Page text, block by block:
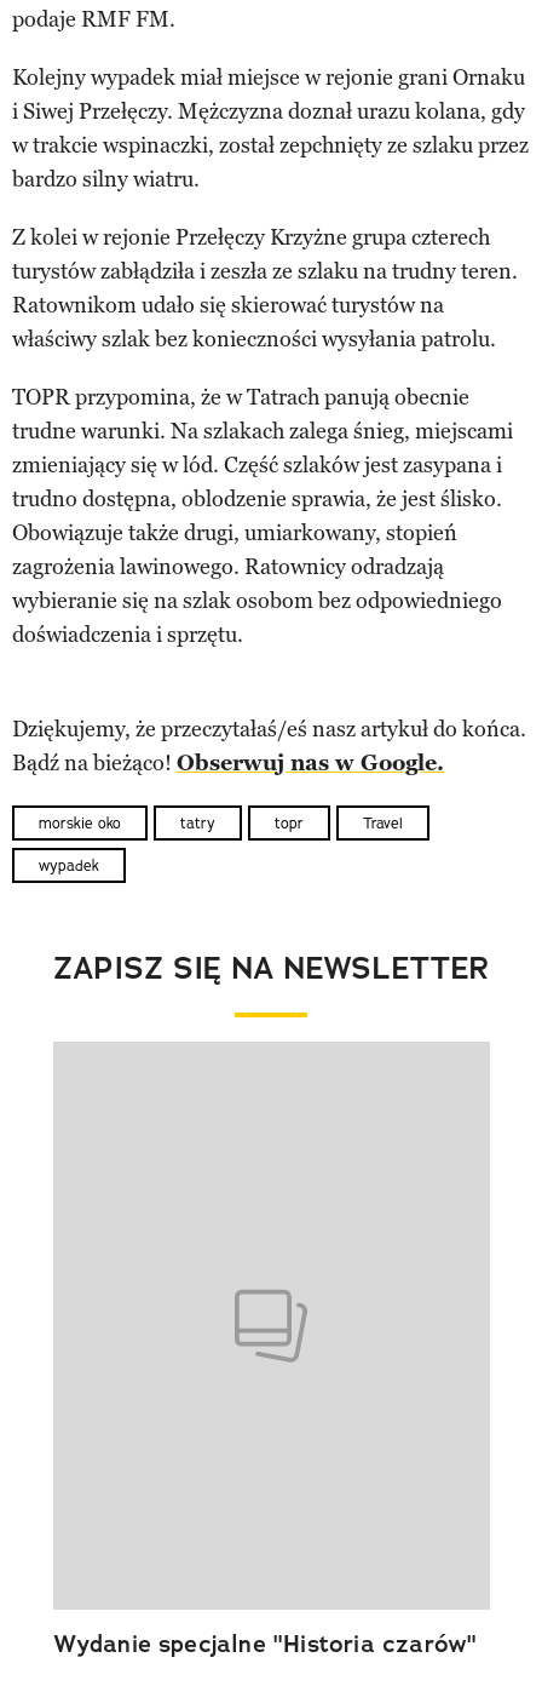
podaje RMF FM.
Kolejny wypadek miał miejsce w rejonie grani Ornaku
i Siwej Przełęczy. Mężczyzna doznał urazu kolana, gdy
w trakcie wspinaczki, został zepchnięty ze szlaku przez
bardzo silny wiatru.
Z kolei w rejonie Przełęczy Krzyżne grupa czterech
turystów zabłądziła i zeszła ze szlaku na trudny teren.
Ratownikom udało się skierować turystów na
właściwy szlak bez konieczności wysyłania patrolu.
TOPR przypomina, że w Tatrach panują obecnie
trudne warunki. Na szlakach zalega śnieg, miejscami
zmieniający się w lód. Część szlaków jest zasypana i
trudno dostępna, oblodzenie sprawia, że jest ślisko.
Obowiązuje także drugi, umiarkowany, stopień
zagrożenia lawinowego. Ratownicy odradzają
wybieranie się na szlak osobom bez odpowiedniego
doświadczenia i sprzętu.
Dziękujemy, że przeczytałaś/eś nasz artykuł do końca.
Bądź na bieżąco! Obserwuj nas w Google.
morskie oko tatry topr Travel
wypadek
ZAPISZ SIĘ NA NEWSLETTER
Wydanie specjalne "Historia czarów"